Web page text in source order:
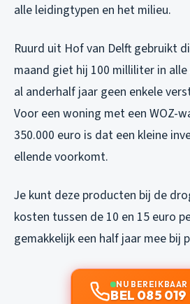
alle leidingtypen en het milieu.
Ruurd uit Hof van Delft gebruikt
maand giet hij 100 milliliter in
al anderhalf jaar geen enkele
Voor een woning met een WOZ-
350.000 euro is dat een kleine
ellende voorkomt.
Je kunt deze producten bij de
kosten tussen de 10 en 15 euro
gemakkelijk een half jaar mee bij
NU BEREIKBAAR
BEL 085 019